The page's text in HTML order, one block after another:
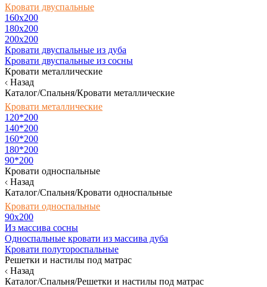
Кровати двуспальные
160х200
180x200
200x200
Кровати двуспальные из дуба
Кровати двуспальные из сосны
Кровати металлические
Назад
Каталог/Спальня/Кровати металлические
Кровати металлические
120*200
140*200
160*200
180*200
90*200
Кровати односпальные
Назад
Каталог/Спальня/Кровати односпальные
Кровати односпальные
90х200
Из массива сосны
Односпальные кровати из массива дуба
Кровати полутороспальные
Решетки и настилы под матрас
Назад
Каталог/Спальня/Решетки и настилы под матрас